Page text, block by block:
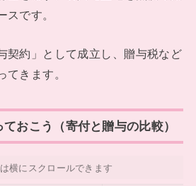
です。
契約」として成立し、贈与税など
きます。
おこう（寄付と贈与の比較）